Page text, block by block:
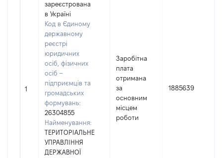
1
зареєстрована
в Україні
Код в Єдиному
державному
реєстрі
юридичних
осіб, фізичних
осіб –
підприємців та
громадських
формувань:
26304855
Найменування:
ТЕРИТОРІАЛЬНЕ
УПРАВЛІННЯ
ДЕРЖАВНОЇ
Заробітна
плата
отримана
за
основним
місцем
роботи
1885639